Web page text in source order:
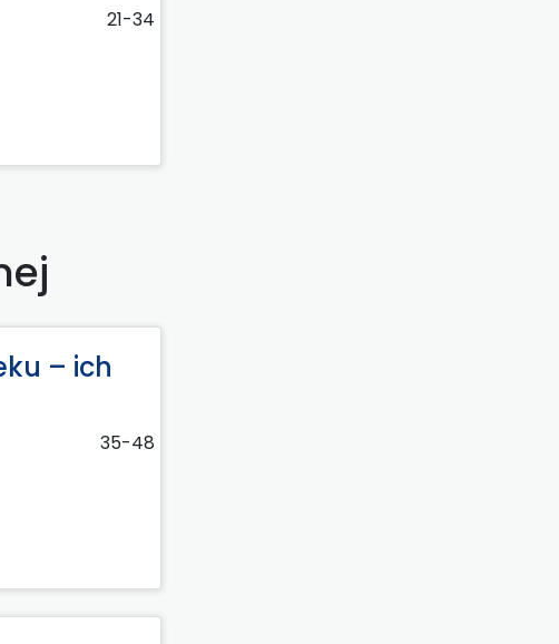
21-34
– ich
35-48